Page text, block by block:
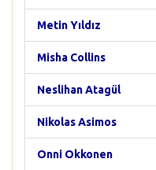
Metin Yıldız
Misha Collins
Neslihan Atagül
Nikolas Asimos
Onni Okkonen